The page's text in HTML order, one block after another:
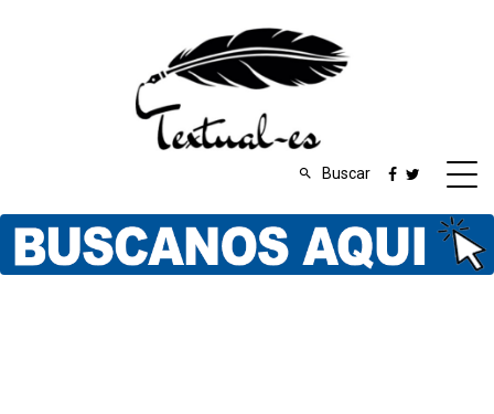
Buscar